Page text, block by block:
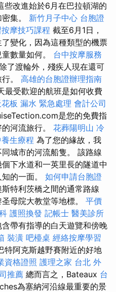
些改進始於6月在巴拉頓湖的
集。 新竹月子中心 台胞證
摩技巧課程 截至6月1日，
變化，因為這種類型的機票
數量如何。 台中按摩服務
除了渡輪外，殘疾人現在還可
。 高雄的台胞證辦理指南
最受歡迎的航班是如何收費
花板 漏水 緊急處理 會計公司
是您的免費指
河流旅行。 花葬陽明山 冷
生療程 為了您的緣故，我
城市的河流船隻。 該路線
下水道和一英里長的隧道中
的一面。 如何申請台胞證
特利茨橋之間的通常路線
母院大教堂等地標。 平價
護照換發 記帳士 醫美診所
帶有指導的白天遊覽和傍晚
裝潢 吧檯桌 經絡按摩學習
特阿克斯越野賽附近的好地
資格證照 護理之家 台北 外
推薦 總而言之，Bateaux 台
為塞納河沿線最重要的景